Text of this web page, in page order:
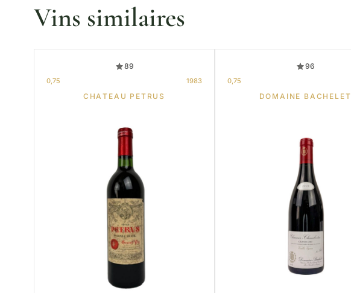
Vins similaires
89
0,75 1983
CHATEAU PETRUS
96
0,75
DOMAINE BACHELET